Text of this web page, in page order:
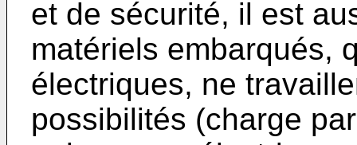
et de sécurité, il est
matériels embarqués,
électriques, ne
possibilités (charge